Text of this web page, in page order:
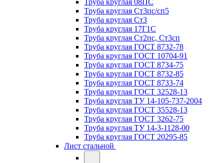
Труба круглая 08ПС
Труба круглая Ст3пс/сп5
Труба круглая Ст3
Труба круглая 17Г1С
Труба круглая Ст2пс, Ст3сп
Труба круглая ГОСТ 8732-78
Труба круглая ГОСТ 10704-91
Труба круглая ГОСТ 8734-75
Труба круглая ГОСТ 8732-85
Труба круглая ГОСТ 8733-74
Труба круглая ГОСТ 32528-13
Труба круглая ТУ 14-105-737-2004
Труба круглая ГОСТ 35528-13
Труба круглая ГОСТ 3262-75
Труба круглая ТУ 14-3-1128-00
Труба круглая ГОСТ 20295-85
Лист стальной